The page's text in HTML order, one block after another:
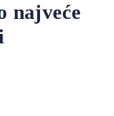
najveće